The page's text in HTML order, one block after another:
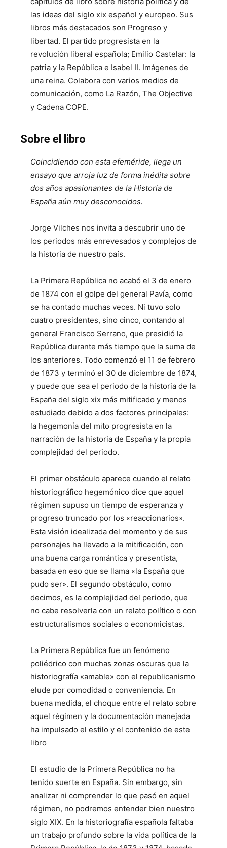
las ideas del siglo xix español y europeo. Sus
libros más destacados son Progreso y
libertad. El partido progresista en la
revolución liberal española; Emilio Castelar: la
patria y la República e Isabel II. Imágenes de
una reina. Colabora con varios medios de
comunicación, como La Razón, The Objective
y Cadena COPE.
Sobre el libro
Coincidiendo con esta efeméride, llega un
ensayo que arroja luz de forma inédita sobre
dos años apasionantes de la Historia de
España aún muy desconocidos.
Jorge Vilches nos invita a descubrir uno de
los periodos más enrevesados y complejos de
la historia de nuestro país.
La Primera República no acabó el 3 de enero
de 1874 con el golpe del general Pavía, como
se ha contado muchas veces. Ni tuvo solo
cuatro presidentes, sino cinco, contando al
general Francisco Serrano, que presidió la
República durante más tiempo que la suma de
los anteriores. Todo comenzó el 11 de febrero
de 1873 y terminó el 30 de diciembre de 1874,
y puede que sea el periodo de la historia de la
España del siglo xix más mitificado y menos
estudiado debido a dos factores principales:
la hegemonía del mito progresista en la
narración de la historia de España y la propia
complejidad del periodo.
El primer obstáculo aparece cuando el relato
historiográfico hegemónico dice que aquel
régimen supuso un tiempo de esperanza y
progreso truncado por los «reaccionarios».
Esta visión idealizada del momento y de sus
personajes ha llevado a la mitificación, con
una buena carga romántica y presentista,
basada en eso que se llama «la España que
pudo ser». El segundo obstáculo, como
decimos, es la complejidad del periodo, que
no cabe resolverla con un relato político o con
estructuralismos sociales o economicistas.
La Primera República fue un fenómeno
poliédrico con muchas zonas oscuras que la
historiografía «amable» con el republicanismo
elude por comodidad o conveniencia. En
buena medida, el choque entre el relato sobre
aquel régimen y la documentación manejada
ha impulsado el estilo y el contenido de este
libro
El estudio de la Primera República no ha
tenido suerte en España. Sin embargo, sin
analizar ni comprender lo que pasó en aquel
régimen, no podremos entender bien nuestro
siglo XIX. En la historiografía española faltaba
un trabajo profundo sobre la vida política de la